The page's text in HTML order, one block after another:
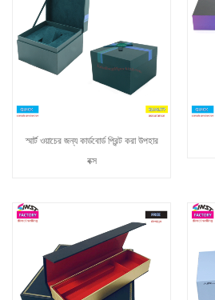
স্মার্ট ওয়াচের জন্য কার্ডবোর্ড প্রিন্ট করা উপহার
বক্স